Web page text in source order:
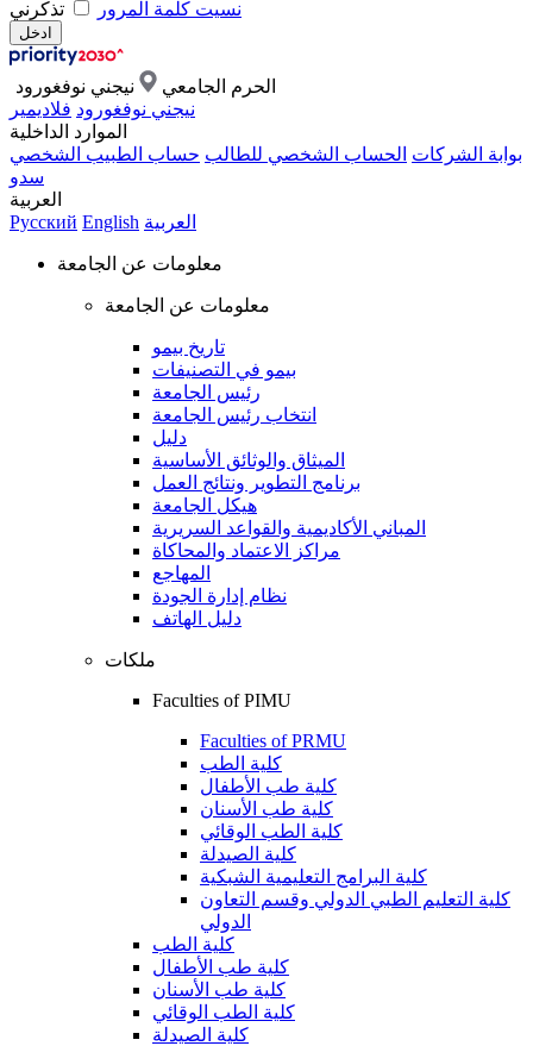
نسيت كلمة المرور تذكرني
الحرم الجامعي
نيجني نوفغورود
نيجني نوفغورود فلاديمير
الموارد الداخلية
بوابة الشركات الحساب الشخصي للطالب حساب الطبيب الشخصي
سدو
العربية
Русский English العربية
معلومات عن الجامعة
معلومات عن الجامعة
تاريخ بيمو
بيمو في التصنيفات
رئيس الجامعة
انتخاب رئيس الجامعة
دليل
الميثاق والوثائق الأساسية
برنامج التطوير ونتائج العمل
هيكل الجامعة
المباني الأكاديمية والقواعد السريرية
مراكز الاعتماد والمحاكاة
المهاجع
نظام إدارة الجودة
دليل الهاتف
ملكات
Faculties of PIMU
Faculties of PRMU
كلية الطب
كلية طب الأطفال
كلية طب الأسنان
كلية الطب الوقائي
كلية الصيدلة
كلية البرامج التعليمية الشبكية
كلية التعليم الطبي الدولي وقسم التعاون
الدولي
كلية الطب
كلية طب الأطفال
كلية طب الأسنان
كلية الطب الوقائي
كلية الصيدلة